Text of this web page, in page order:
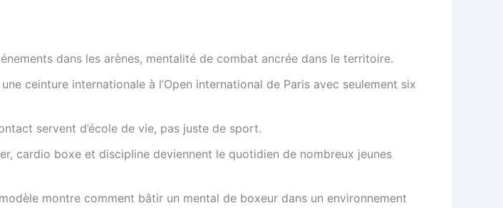
dans les arènes, mentalité de combat ancrée dans le territoire.
ceinture internationale à l’Open international de Paris avec seulement six
servent d’école de vie, pas juste de sport.
cardio boxe et discipline deviennent le quotidien de nombreux jeunes
montre comment bâtir un mental de boxeur dans un environnement